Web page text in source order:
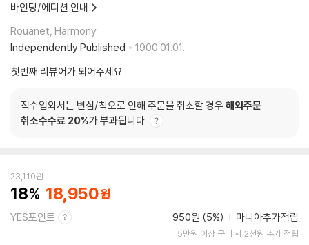
바인딩/에디션 안내
Rouanet, Harmony
Independently Published
1900.01.01.
첫번째 리뷰어가 되어주세요
직수입외서는 변심/착오로 인해 주문을 취소할 경우 해외주문
취소수수료 20%가 부과됩니다.
23,110원
18 18,950
YES포인트 950원 (5%) 마니아추가적립
5만원 이상 구매 시 2천원 추가 적립